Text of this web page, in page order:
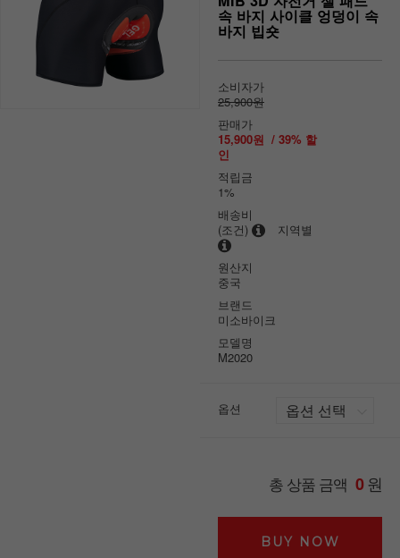
속 바지 사이클 엉덩이 속
바지 빕숏
소비자가
25,900원
판매가
15,900원 / 39% 할
인
적립금
1%
배송비
(조건)
지역별
원산지
중국
브랜드
미소바이크
모델명
M2020
옵션
총 상품 금액 0원
BUY NOW